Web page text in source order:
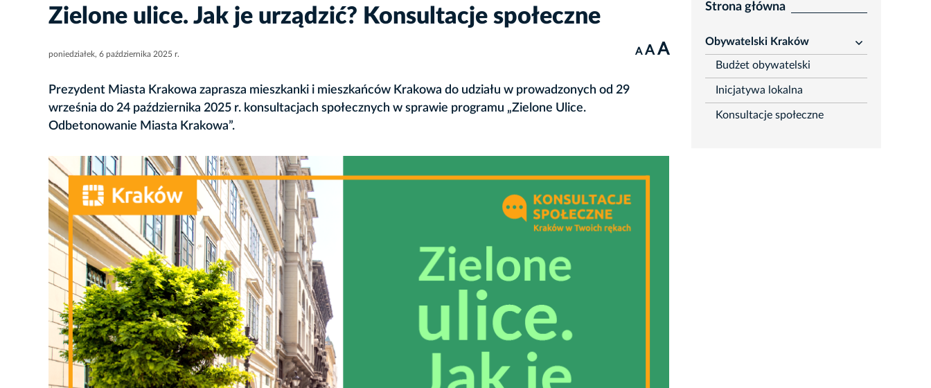
Zielone ulice. Jak je urządzić? Konsultacje społeczne
poniedziałek, 6 października 2025 r. A A A
Prezydent Miasta Krakowa zaprasza mieszkanki i mieszkańców Krakowa do udziału w prowadzonych od 29
września do 24 października 2025 r. konsultacjach społecznych w sprawie programu „Zielone Ulice.
Odbetonowanie Miasta Krakowa”.
Strona główna
Obywatelski Kraków
rozwiń
Budżet obywatelski
Inicjatywa lokalna
Konsultacje społeczne